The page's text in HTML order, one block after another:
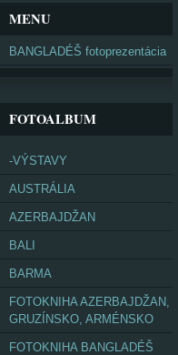
MENU
BANGLADÉŠ fotoprezentácia
FOTOALBUM
-VÝSTAVY
AUSTRÁLIA
AZERBAJDŽAN
BALI
BARMA
FOTOKNIHA AZERBAJDŽAN,
GRUZÍNSKO, ARMÉNSKO
FOTOKNIHA BANGLADÉŠ